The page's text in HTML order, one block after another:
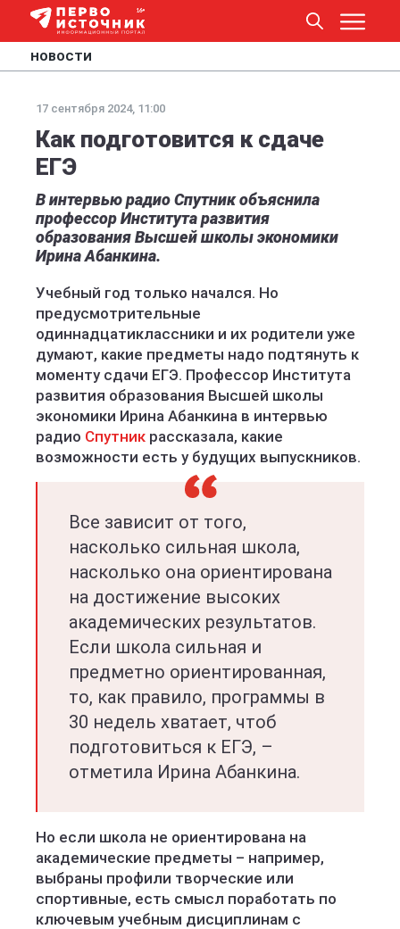
НОВОСТИ
17 сентября 2024, 11:00
Как подготовится к сдаче
ЕГЭ
В интервью радио Спутник объяснила
профессор Института развития
образования Высшей школы экономики
Ирина Абанкина.
Учебный год только начался. Но
предусмотрительные
одиннадцатиклассники и их родители уже
думают, какие предметы надо подтянуть к
моменту сдачи ЕГЭ. Профессор Института
развития образования Высшей школы
экономики Ирина Абанкина в интервью
радио Спутник рассказала, какие
возможности есть у будущих выпускников.
Все зависит от того,
насколько сильная школа,
насколько она ориентирована
на достижение высоких
академических результатов.
Если школа сильная и
предметно ориентированная,
то, как правило, программы в
30 недель хватает, чтоб
подготовиться к ЕГЭ, –
отметила Ирина Абанкина.
Но если школа не ориентирована на
академические предметы – например,
выбраны профили творческие или
спортивные, есть смысл поработать по
ключевым учебным дисциплинам с